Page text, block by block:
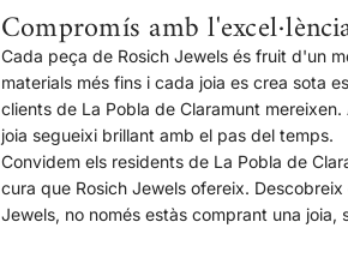
Compromís amb
Cada peça de Rosich Jewels és fruit d'un
materials més fins i cada joia es crea sota
clients de La Pobla de Claramunt
joia segueixi brillant amb el pas del temps.
Convidem els residents de La Pobla de
cura que Rosich Jewels ofereix.
Jewels, no només estàs comprant una